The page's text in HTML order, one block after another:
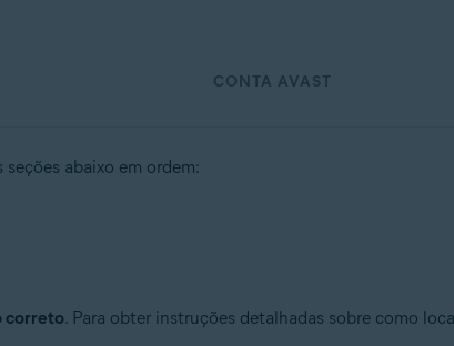
CONTA AVAST
seções abaixo em ordem:
correto. Para obter instruções detalhadas sobre como